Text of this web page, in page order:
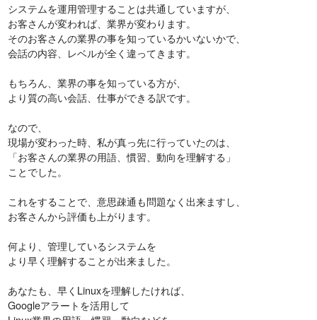
システムを運用管理することは共通していますが、
お客さんが変われば、業界が変わります。
そのお客さんの業界の事を知っているかいないかで、
会話の内容、レベルが全く違ってきます。
もちろん、業界の事を知っている方が、
より質の高い会話、仕事ができる訳です。
なので、
現場が変わった時、私が真っ先に行っていたのは、
「お客さんの業界の用語、慣習、動向を理解する」
ことでした。
これをすることで、意思疎通も問題なく出来ますし、
お客さんから評価も上がります。
何より、管理しているシステムを
より早く理解することが出来ました。
あなたも、早くLinuxを理解したければ、
Googleアラートを活用して